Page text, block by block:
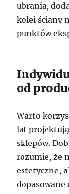
ubrania,
kolei ściany
punktów
od
Warto
lat
sklepów.
rozumie, że
estetyczne,
dopasowane